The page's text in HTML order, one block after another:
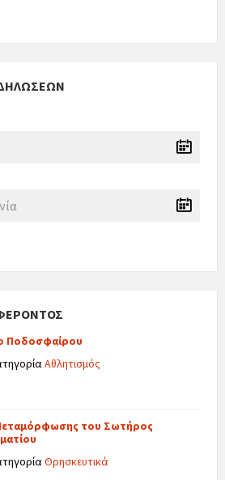
Ποδοσφαίρου
Αθλητισμός
του Σωτήρος
Θρησκευτικά